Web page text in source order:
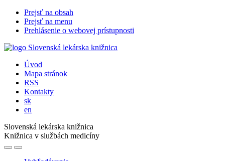
Prejsť na obsah
Prejsť na menu
Prehlásenie o webovej prístupnosti
Úvod
Mapa stránok
RSS
Kontakty
sk
en
Slovenská lekárska knižnica
Knižnica v službách medicíny